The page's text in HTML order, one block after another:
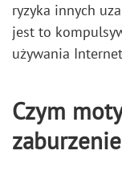
ryzyka innych
jest to
używania
Czym